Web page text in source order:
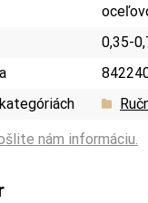
0,35-
nám informáciu.